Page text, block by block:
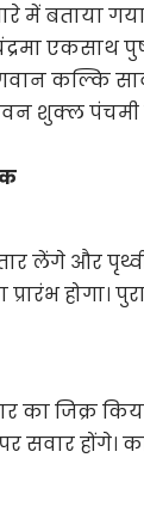
में बताया
एकसाथ पुष्य
कल्कि
शुक्‍ल
लेंगे और पृथ्वी
होगा।
का जिक्र
सवार होंगे।